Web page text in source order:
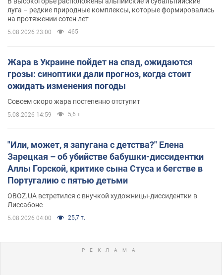
луга – редкие природные комплексы, которые формировались
на протяжении сотен лет
5.08.2026 23:00 465
Жара в Украине пойдет на спад, ожидаются
грозы: синоптики дали прогноз, когда стоит
ожидать изменения погоды
Совсем скоро жара постепенно отступит
5.08.2026 14:59 5,6 т.
"Или, может, я запугана с детства?" Елена
Зарецкая – об убийстве бабушки-диссидентки
Аллы Горской, критике сына Стуса и бегстве в
Португалию с пятью детьми
OBOZ.UA встретился с внучкой художницы-диссидентки в
Лиссабоне
5.08.2026 04:00 25,7 т.